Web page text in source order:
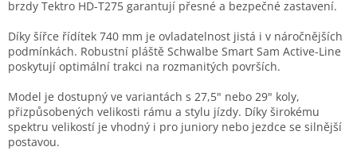
brzdy Tektro HD-T275 garantují přesné a bezpečné zastavení.
Díky šířce řídítek 740 mm je ovladatelnost jistá i v náročnějších
podmínkách. Robustní pláště Schwalbe Smart Sam Active-Line
poskytují optimální trakci na rozmanitých površích.
Model je dostupný ve variantách s 27,5" nebo 29" koly,
přizpůsobených velikosti rámu a stylu jízdy. Díky širokému
spektru velikostí je vhodný i pro juniory nebo jezdce se silnější
postavou.